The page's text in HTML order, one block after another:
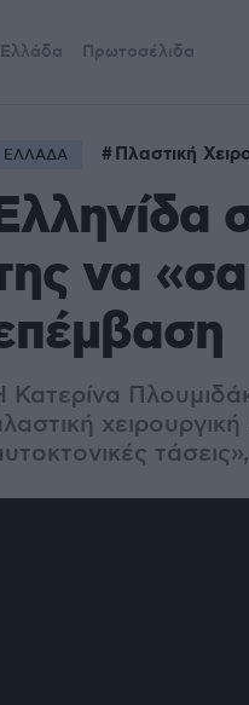
Ελλάδα Πρωτοσέλιδα
ΕΛΛΑΔΑ Πλαστική
να
Κατερίνα